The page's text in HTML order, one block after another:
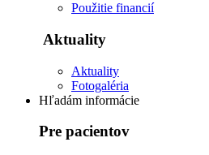
Použitie financií
Aktuality
Aktuality
Fotogaléria
Hľadám informácie
Pre pacientov